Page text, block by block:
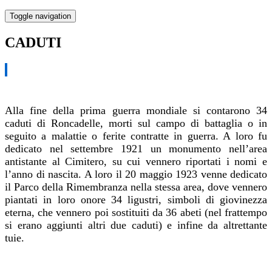
Toggle navigation
CADUTI
Alla fine della prima guerra mondiale si contarono 34
caduti di Roncadelle, morti sul campo di battaglia o in
seguito a malattie o ferite contratte in guerra. A loro fu
dedicato nel settembre 1921 un monumento nell’area
antistante al Cimitero, su cui vennero riportati i nomi e
l’anno di nascita. A loro il 20 maggio 1923 venne dedicato
il Parco della Rimembranza nella stessa area, dove vennero
piantati in loro onore 34 ligustri, simboli di giovinezza
eterna, che vennero poi sostituiti da 36 abeti (nel frattempo
si erano aggiunti altri due caduti) e infine da altrettante
tuie.